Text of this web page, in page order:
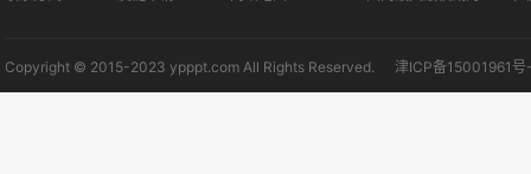
Copyright © 2015-2023 ypppt.com All Rights Reserved. 津ICP备15001961号